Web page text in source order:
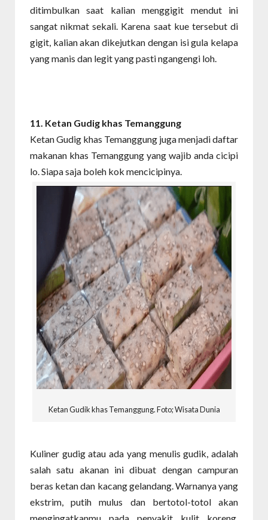
ditimbulkan saat kalian menggigit mendut ini
sangat nikmat sekali. Karena saat kue tersebut di
gigit, kalian akan dikejutkan dengan isi gula kelapa
yang manis dan legit yang pasti ngangengi loh.
11. Ketan Gudig khas Temanggung
Ketan Gudig khas Temanggung juga menjadi daftar
makanan khas Temanggung yang wajib anda cicipi
lo. Siapa saja boleh kok mencicipinya.
Ketan Gudik khas Temanggung. Foto; Wisata Dunia
Kuliner gudig atau ada yang menulis gudik, adalah
salah satu akanan ini dibuat dengan campuran
beras ketan dan kacang gelandang. Warnanya yang
ekstrim, putih mulus dan bertotol-totol akan